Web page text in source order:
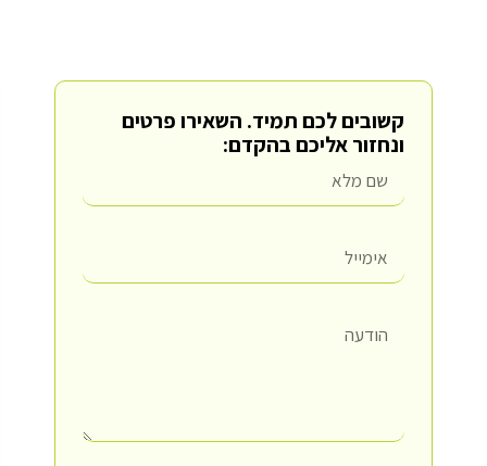
קשובים לכם תמיד. השאירו פרטים
ונחזור אליכם בהקדם: